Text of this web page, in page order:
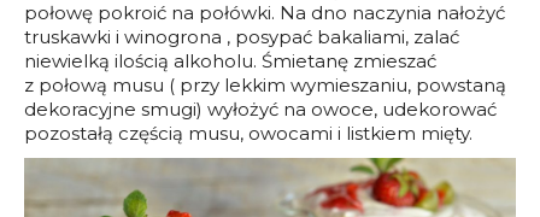
połowę pokroić na połówki. Na dno naczynia nałożyć
truskawki i winogrona , posypać bakaliami, zalać
niewielką ilością alkoholu. Śmietanę zmieszać
z połową musu ( przy lekkim wymieszaniu, powstaną
dekoracyjne smugi) wyłożyć na owoce, udekorować
pozostałą częścią musu, owocami i listkiem mięty.